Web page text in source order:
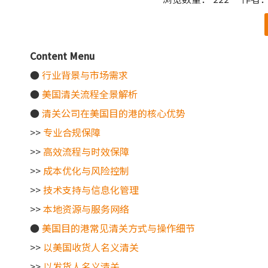
["wechat"]
Content Menu
●行业背景与市场需求
● 美国清关流程全景解析
●清关公司在美国目的港的核心优势
>> 专业合规保障
>> 高效流程与时效保障
>> 成本优化与风险控制
>>技术支持与信息化管理
>>本地资源与服务网络
● 美国目的港常见清关方式与操作细节
>> 以美国收货人名义清关